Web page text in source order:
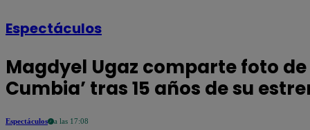
Espectáculos
Magdyel Ugaz comparte foto de
Cumbia’ tras 15 años de su
Espectáculos a las 17:08